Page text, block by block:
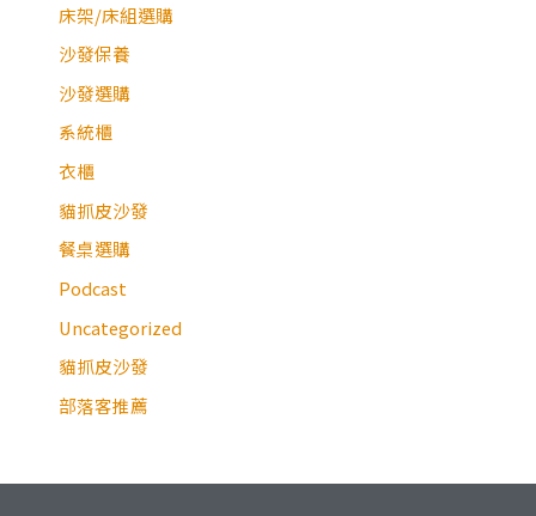
床架/床組選購
沙發保養
沙發選購
系統櫃
衣櫃
貓抓皮沙發
餐桌選購
Podcast
Uncategorized
貓抓皮沙發
部落客推薦